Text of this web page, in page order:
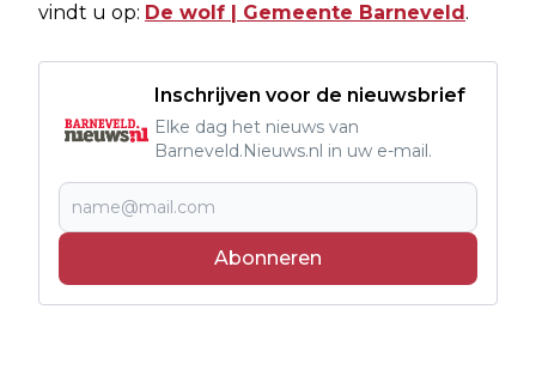
vindt u op: De wolf | Gemeente Barneveld .
Inschrijven voor de nieuwsbrief
Elke dag het nieuws van
Barneveld.Nieuws.nl in uw e-mail.
Abonneren